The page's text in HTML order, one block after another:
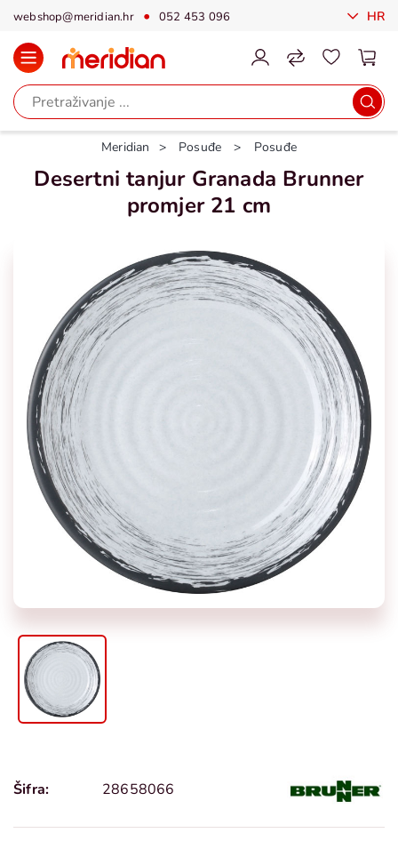
webshop@meridian.hr 052 453 096 HR
Meridian Posuđe Posuđe
Desertni tanjur Granada Brunner
promjer 21 cm
Šifra: 28658066